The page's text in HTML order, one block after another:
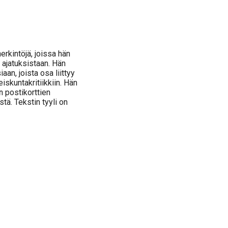
joissa hän
Hän
joista osa liittyy
Hän
postikorttien
Tekstin tyyli on